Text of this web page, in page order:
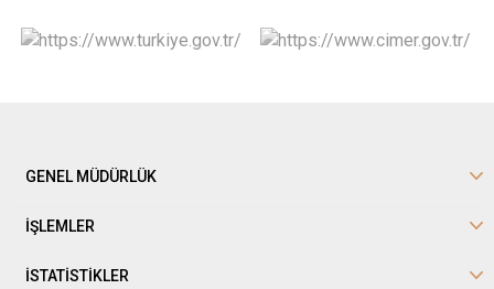
GENEL MÜDÜRLÜK
İŞLEMLER
İSTATİSTİKLER